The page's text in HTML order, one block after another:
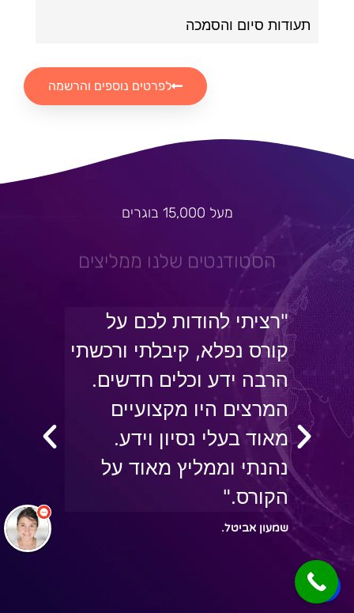
תעודות סיום והסמכה
לפרטים נוספים והרשמה
מעל 15,000 בוגרים
הסטודנטים שלנו ממליצים
"רציתי להודות לכם על
קורס נפלא, קיבלתי ורכשתי
הרבה ידע וכלים חדשים.
המרצים היו מקצועיים
מאוד בעלי נסיון וידע.
נהנתי וממליץ מאוד על
הקורס."
שמעון אביטל.